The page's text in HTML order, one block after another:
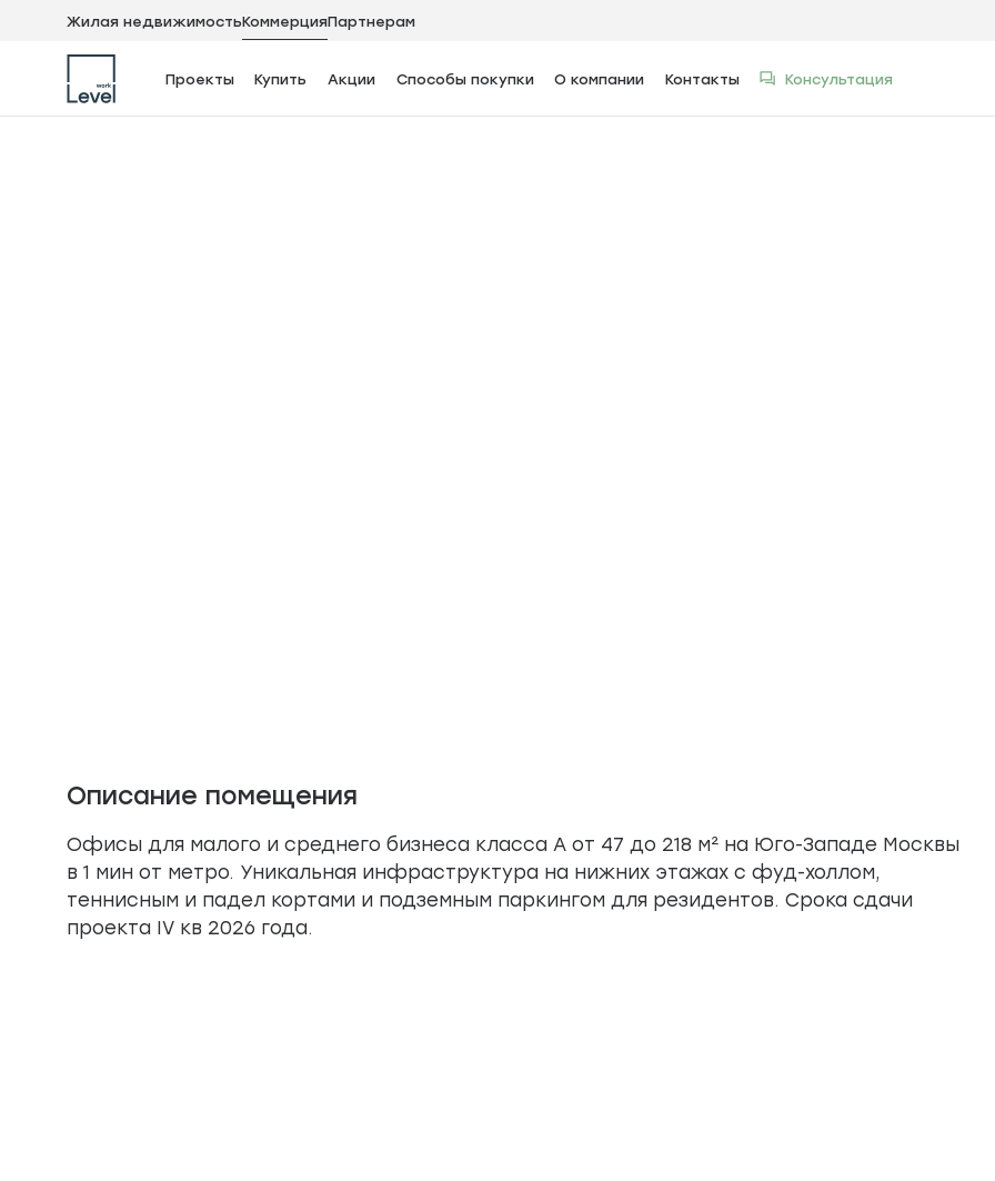
Жилая недвижимостьКоммерцияПартнерам
Проекты Купить Акции Способы покупки О компании Контакты Консультация
Помещение, 78.6 м2
Описание помещения
Офисы для малого и среднего бизнеса класса А от 47 до 218 м² на Юго-Западе Москвы
в 1 мин от метро. Уникальная инфраструктура на нижних этажах с фуд-холлом,
теннисным и падел кортами и подземным паркингом для резидентов. Срока сдачи
проекта IV кв 2026 года.